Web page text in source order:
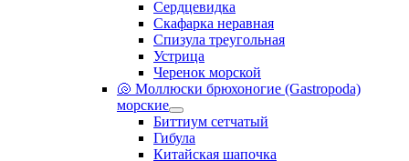
Сердцевидка
Скафарка неравная
Спизула треугольная
Устрица
Черенок морской
🐚 Моллюски брюхоногие (Gastropoda)
морские
Биттиум сетчатый
Гибула
Китайская шапочка